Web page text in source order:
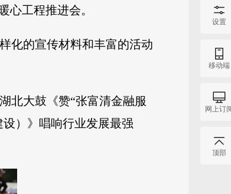
心工程推进会。
化的宣传材料和丰富的活动
北大鼓《赞“张富清金融服
）》唱响行业发展最强
设置
移动端
网上订
顶部